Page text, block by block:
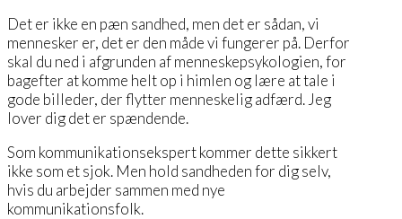
Det er ikke en pæn sandhed, men det er sådan, vi
mennesker er, det er den måde vi fungerer på. Derfor
skal du ned i afgrunden af menneskepsykologien, for
bagefter at komme helt op i himlen og lære at tale i
gode billeder, der flytter menneskelig adfærd. Jeg
lover dig det er spændende.
Som kommunikationsekspert kommer dette sikkert
ikke som et sjok. Men hold sandheden for dig selv,
hvis du arbejder sammen med nye
kommunikationsfolk.